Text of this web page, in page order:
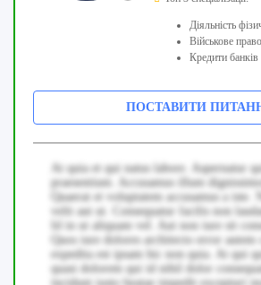
Діяльність
Військове право
Кредити банків
ПОСТАВИТИ
At quia et qui natus labore. Aspernatur
praesentium. Accusamus illum
Quaerat et voluptatem accusamus a iste.
velit aut ut. Consequatur facilis non
Id in ut aliquam vel. Aut non iure sit
Quos iure dolores architecto error
expedita est ipsam hic non quia. At qui
quasi dolorem qui id nihil dolor